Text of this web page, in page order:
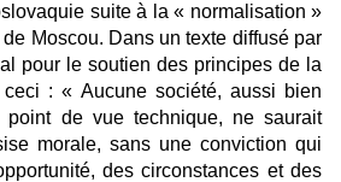
suite à la « normalisation »
Moscou. Dans un texte diffusé par
pour le soutien des principes de la
: « Aucune société, aussi bien
point de vue technique, ne saurait
morale, sans une conviction qui
des circonstances et des